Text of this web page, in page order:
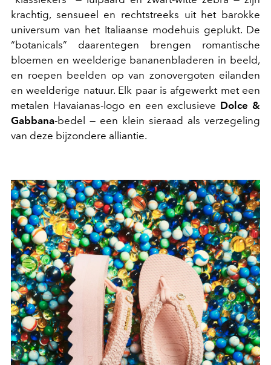
krachtig, sensueel en rechtstreeks uit het barokke
universum van het Italiaanse modehuis geplukt. De
“botanicals” daarentegen brengen romantische
bloemen en weelderige bananenbladeren in beeld,
en roepen beelden op van zonovergoten eilanden
en weelderige natuur. Elk paar is afgewerkt met een
metalen Havaianas-logo en een exclusieve Dolce &
Gabbana-bedel — een klein sieraad als verzegeling
van deze bijzondere alliantie.